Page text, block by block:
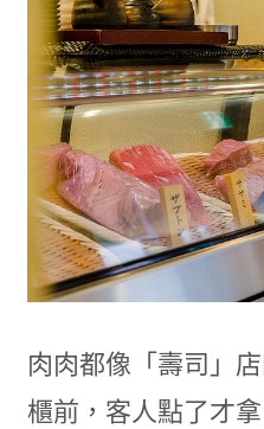
肉肉都像「壽司」
櫃前，客人點了才